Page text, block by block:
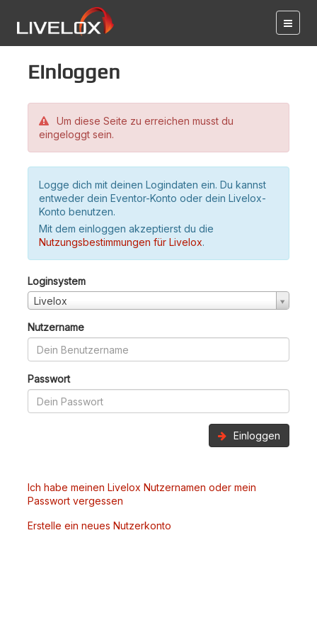
Einloggen
Um diese Seite zu erreichen musst du
eingeloggt sein.
Logge dich mit deinen Logindaten ein. Du kannst
entweder dein Eventor-Konto oder dein Livelox-
Konto benutzen.
Mit dem einloggen akzeptierst du die
Nutzungsbestimmungen für Livelox.
Loginsystem
Livelox
Nutzername
Passwort
Einloggen
Ich habe meinen Livelox Nutzernamen oder mein
Passwort vergessen
Erstelle ein neues Nutzerkonto